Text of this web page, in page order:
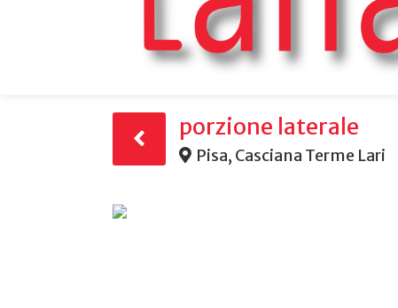
porzione laterale
Pisa, Casciana Terme Lari